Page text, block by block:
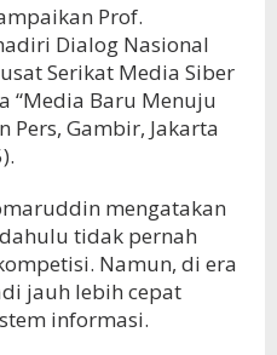
Prof.
Dialog Nasional
Serikat Media Siber
“Media Baru Menuju
Pers, Gambir, Jakarta
mengatakan
tidak pernah
Namun, di era
jauh lebih cepat
informasi.